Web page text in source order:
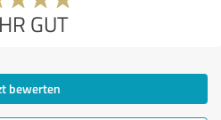
GUT
bewerten